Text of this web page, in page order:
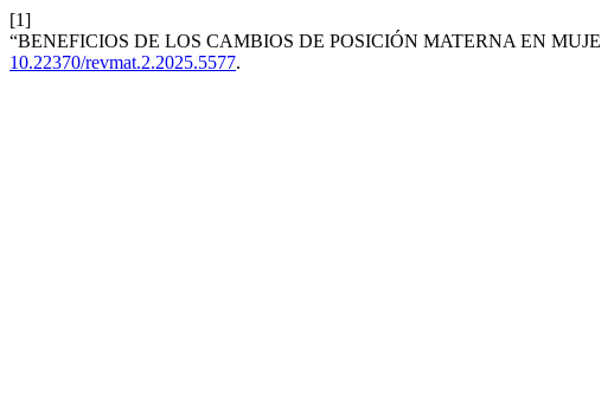
[1]
“BENEFICIOS DE LOS CAMBIOS DE POSICIÓN MATERNA EN
10.22370/revmat.2.2025.5577.